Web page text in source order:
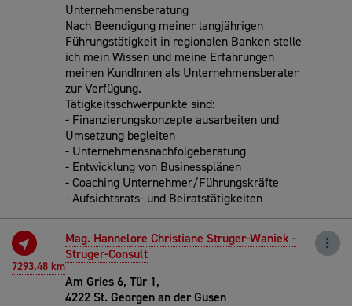
Unternehmensberatung
Nach Beendigung meiner langjährigen
Führungstätigkeit in regionalen Banken stelle
ich mein Wissen und meine Erfahrungen
meinen KundInnen als Unternehmensberater
zur Verfügung.
Tätigkeitsschwerpunkte sind:
- Finanzierungskonzepte ausarbeiten und
Umsetzung begleiten
- Unternehmensnachfolgeberatung
- Entwicklung von Businessplänen
- Coaching Unternehmer/Führungskräfte
- Aufsichtsrats- und Beiratstätigkeiten
7293.48 km
Mag. Hannelore Christiane Struger-Waniek -
Struger-Consult
Am Gries 6, Tür 1,
4222 St. Georgen an der Gusen